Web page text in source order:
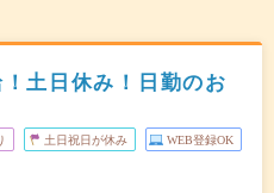
土日休み！日勤のお
土日祝日が休み WEB登録OK